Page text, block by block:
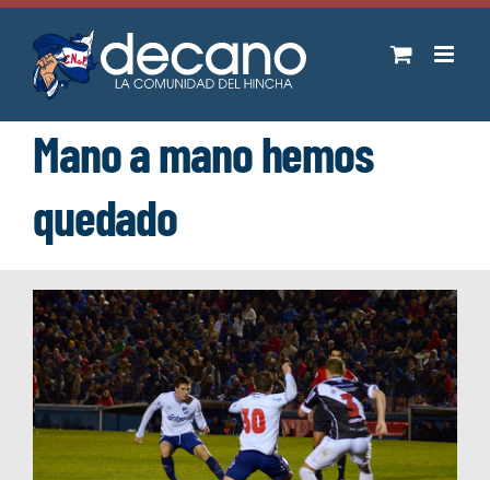
Saltar
contenido
Mano a mano hemos
quedado